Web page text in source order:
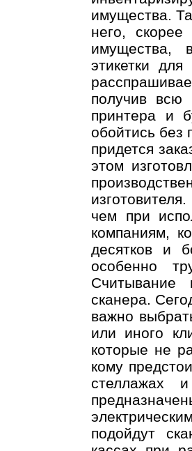
имущества.
него,
имущества,
этикетки
получив
принтера и
обойтись без
придется
этом
чем при
компаниям,
десятков и
особенно
Считывание
сканера.
важно
или иного
которые не
кому
стеллажах
подойдут